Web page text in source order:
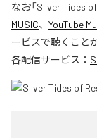
なお「Silver Tides
MUSIC、 YouTube
ービスで聴くこと
各配信サービス：